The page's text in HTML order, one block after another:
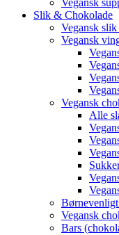
Slik & Chokolade
Vegansk
Vegansk
Vegansk
Alle
Vegansk
Bars